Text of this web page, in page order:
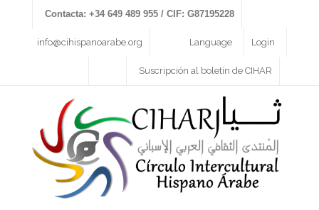
Contacta: +34 649 489 955 / CIF: G87195228
info@cihispanoarabe.org Login
Language
Suscripción al boletín de CIHAR